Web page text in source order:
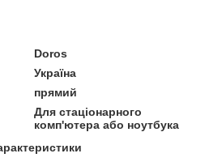
Doros
Україна
прямий
Для стаціонарного
комп'ютера або ноутбука